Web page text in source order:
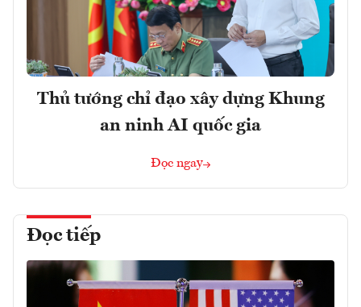
Thủ tướng chỉ đạo xây dựng Khung
an ninh AI quốc gia
Đọc ngay
Đọc tiếp